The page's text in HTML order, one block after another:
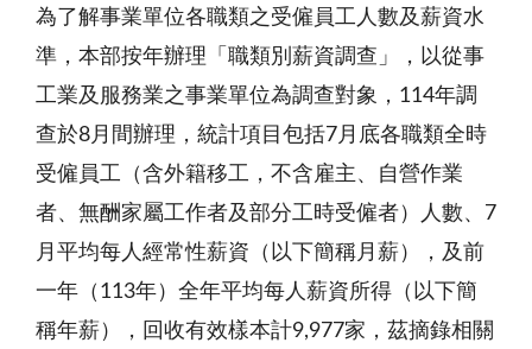
為了解事業單位各職類之受僱員工人數及薪資水
準，本部按年辦理「職類別薪資調查」，以從事
工業及服務業之事業單位為調查對象，114年調
查於8月間辦理，統計項目包括7月底各職類全時
受僱員工（含外籍移工，不含雇主、自營作業
者、無酬家屬工作者及部分工時受僱者）人數、7
月平均每人經常性薪資（以下簡稱月薪），及前
一年（113年）全年平均每人薪資所得（以下簡
稱年薪），回收有效樣本計9,977家，茲摘錄相關